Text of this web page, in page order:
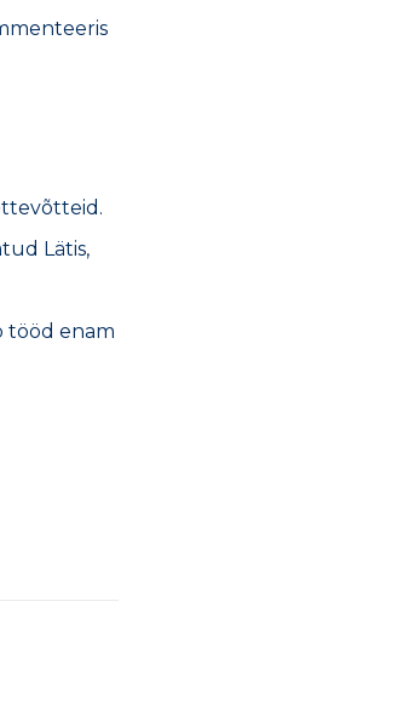
Lätis,
tööd enam